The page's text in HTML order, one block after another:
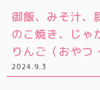
御飯、みそ汁、
のこ焼き、じゃ
りんご（おやつ
2024.9.3